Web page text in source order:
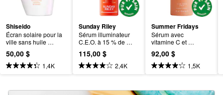
Shiseido
Écran solaire pour la
ville sans huile
FPS 42 Urban Environ
ment
50,00 $
1,4K
Sunday Riley
Sérum illuminateur
C.E.O. à 15 % de
vitamine C
115,00 $
2,4K
Summer Fridays
Sérum avec
vitamine C et
niacinamide CC Me
92,00 $
1,5K